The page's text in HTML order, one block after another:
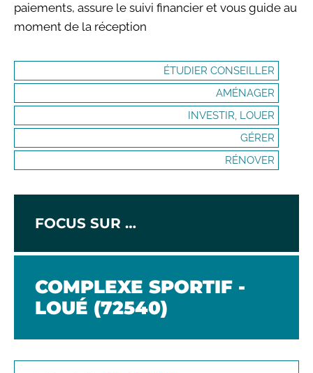
paiements, assure le suivi financier et vous guide au
moment de la réception
ÉTUDIER CONSEILLER
AMÉNAGER
INVESTIR, LOUER
GÉRER
RÉNOVER
FOCUS SUR …
COMPLEXE SPORTIF -
LOUÉ (72540)